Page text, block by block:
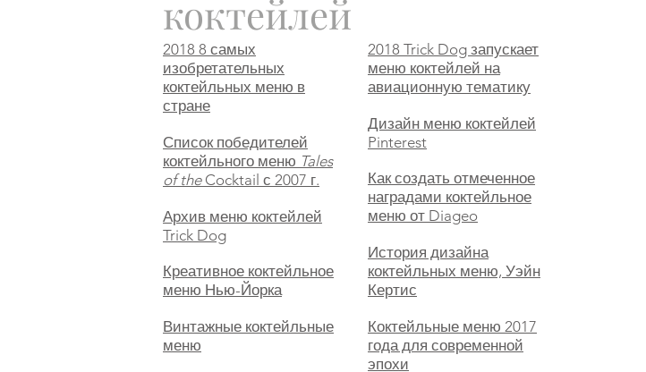
коктейлей
2018 8 самых
изобретательных
коктейльных меню в
стране
Список победителей
коктейльного меню Tales
of theCocktail с 2007 г.
Архив меню коктейлей
Trick Dog
Креативное коктейльное
меню Нью-Йорка
Винтажные коктейльные
меню
2018 Trick Dog запускает
меню коктейлей на
авиационную тематику
Дизайн меню коктейлей
Pinterest
Как создать отмеченное
наградами коктейльное
меню от Diageo
История дизайна
коктейльных меню, Уэйн
Кертис
Коктейльные меню 2017
года для современной
эпохи